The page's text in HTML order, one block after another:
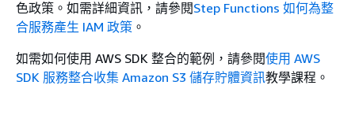
色政策。如需詳細資訊，請參閱Step Functions 如何為整
合服務產生 IAM 政策 。
如需如何使用 AWS SDK 整合的範例，請參閱使用 AWS
SDK 服務整合收集 Amazon S3 儲存貯體資訊教學課程。